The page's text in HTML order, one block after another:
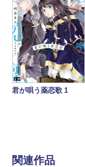
君が唄う薬恋歌 1
関連作品